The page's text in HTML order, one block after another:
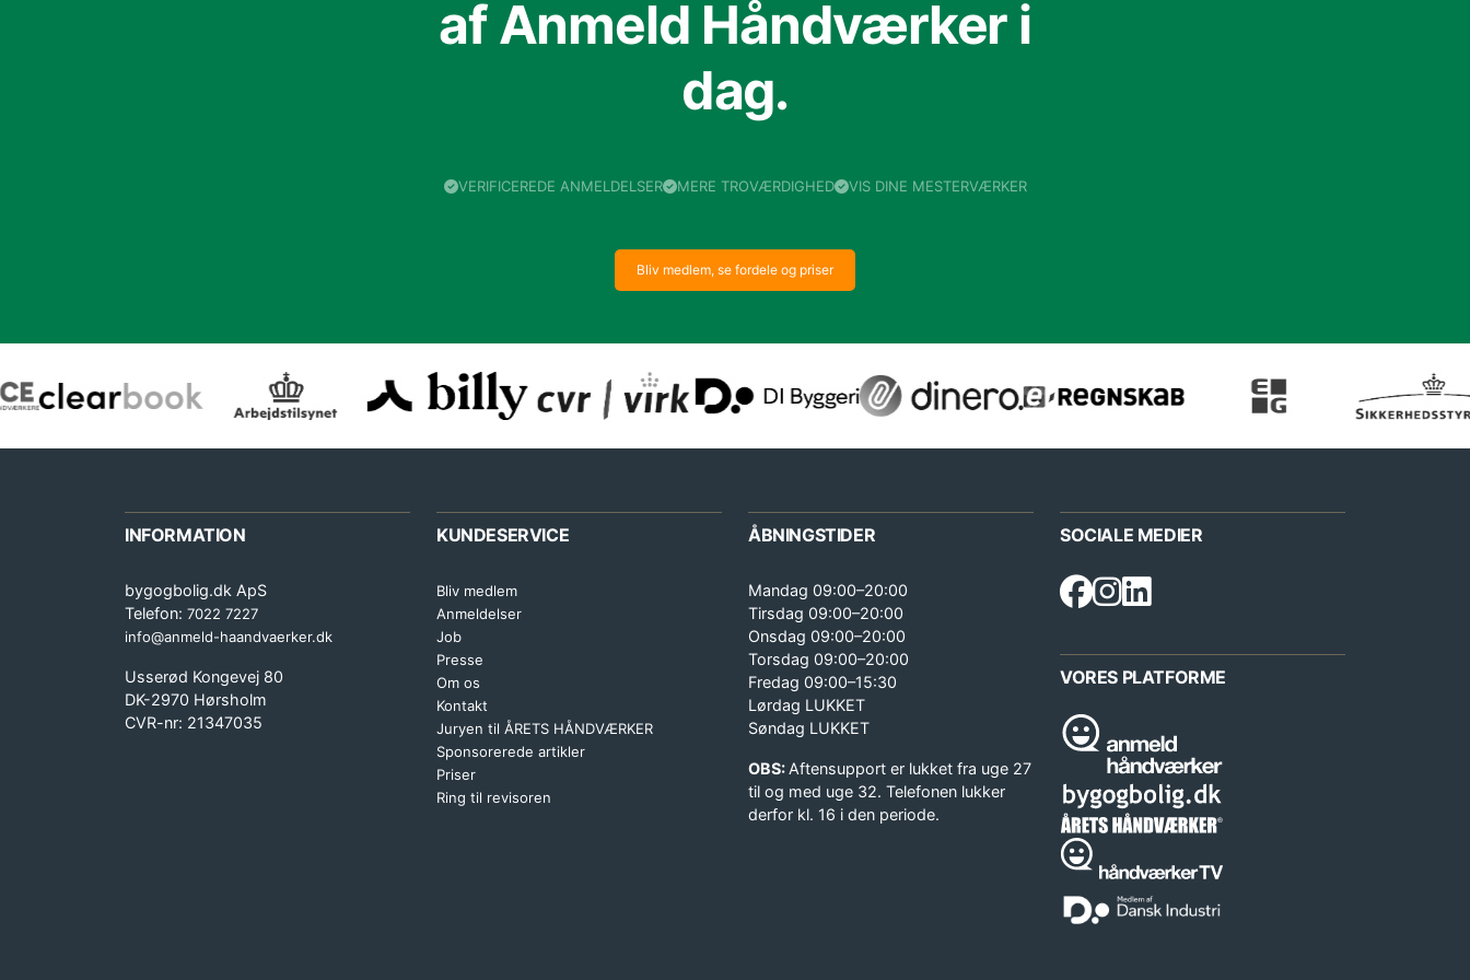
af Anmeld Håndværker i
dag.
VERIFICEREDE ANMELDELSER MERE TROVÆRDIGHED VIS DINE MESTERVÆRKER
Bliv medlem, se fordele og priser
INFORMATION
bygogbolig.dk ApS
Telefon: 7022 7227
info@anmeld-haandvaerker.dk
Usserød Kongevej 80
DK-2970 Hørsholm
CVR-nr: 21347035
KUNDESERVICE
Bliv medlem
Anmeldelser
Job
Presse
Om os
Kontakt
Juryen til ÅRETS HÅNDVÆRKER
Sponsorerede artikler
Priser
Ring til revisoren
ÅBNINGSTIDER
Mandag 09:00–20:00
Tirsdag 09:00–20:00
Onsdag 09:00–20:00
Torsdag 09:00–20:00
Fredag 09:00–15:30
Lørdag LUKKET
Søndag LUKKET
OBS:Aftensupport er lukket fra uge 27
til og med uge 32. Telefonen lukker
derfor kl. 16 i den periode.
SOCIALE MEDIER
VORES PLATFORME